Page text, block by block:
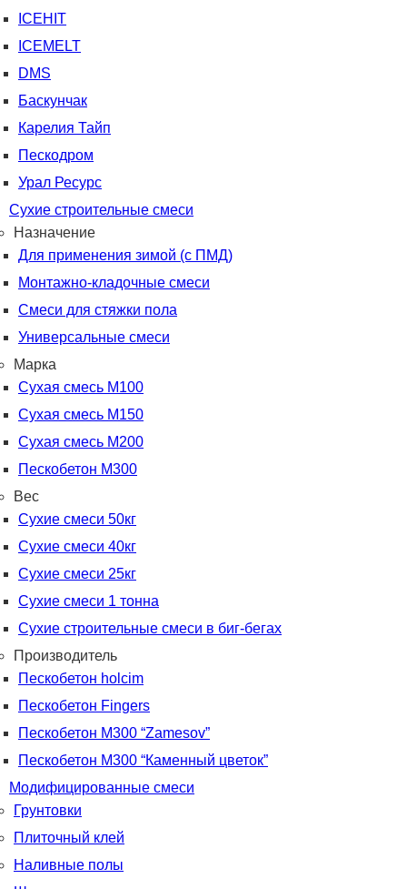
ICEHIT
ICEMELT
DMS
Баскунчак
Карелия Тайп
Пескодром
Урал Ресурс
Сухие строительные смеси
Назначение
Для применения зимой (с ПМД)
Монтажно-кладочные смеси
Смеси для стяжки пола
Универсальные смеси
Марка
Сухая смесь М100
Сухая смесь М150
Сухая смесь М200
Пескобетон М300
Вес
Сухие смеси 50кг
Сухие смеси 40кг
Сухие смеси 25кг
Сухие смеси 1 тонна
Сухие строительные смеси в биг-бегах
Производитель
Пескобетон holcim
Пескобетон Fingers
Пескобетон М300 “Zamesov”
Пескобетон М300 “Каменный цветок”
Модифицированные смеси
Грунтовки
Плиточный клей
Наливные полы